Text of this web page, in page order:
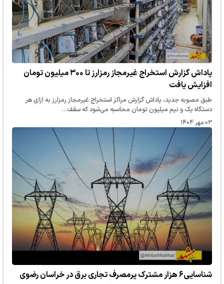
پاداش گزارش استخراج غیرمجاز رمزارز تا ۳۰۰ میلیون تومان
افزایش یافت
طبق مصوبه جدید، پاداش گزارش مراکز استخراج غیرمجاز رمزارز به ازای هر
دستگاه یک و نیم میلیون تومان محاسبه می‌شود که سقف…
۰۳ مهر ۱۴۰۴
شناسایی۶ هزار مشترک پرمصرف تجاری برق در خراسان‌ رضوی